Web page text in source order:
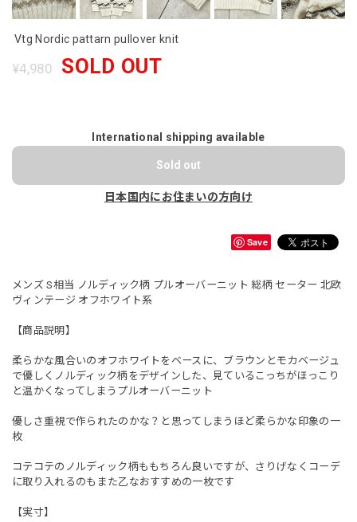
Vtg Nordic pattarn pullover knit
¥4,980 SOLD OUT
International shipping available
Sold out
日本国内にお住まいの方向け
Save
メンズ S相当 ノルディック柄 プルオーバーニット 総柄 セーター 北欧
ヴィンテージ オフホワイト系
【商品説明】
柔らかな風合いのオフホワイトをベースに、ブラウンとモカベージュ
で優しくノルディック柄をデザインした、見ているこっちがほっこり
と温かくなってしまうプルオーバーニット
優しさ重視で作られたのかな？と思ってしまうほど柔らかな印象の一
枚
コテコテのノルディック柄ももちろん良いですが、さりげなくコーデ
に取り入れるのもまた乙なおすすめの一枚です
【実寸】